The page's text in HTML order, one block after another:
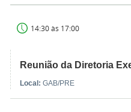
14:30 às 17:00
Reunião da Diretoria
Local: GAB/PRE